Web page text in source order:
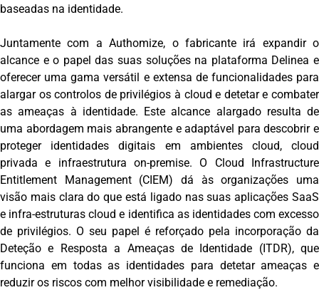
baseadas na identidade.
Juntamente com a Authomize, o fabricante irá expandir o
alcance e o papel das suas soluções na plataforma Delinea e
oferecer uma gama versátil e extensa de funcionalidades para
alargar os controlos de privilégios à cloud e detetar e combater
as ameaças à identidade. Este alcance alargado resulta de
uma abordagem mais abrangente e adaptável para descobrir e
proteger identidades digitais em ambientes cloud, cloud
privada e infraestrutura on-premise. O Cloud Infrastructure
Entitlement Management (CIEM) dá às organizações uma
visão mais clara do que está ligado nas suas aplicações SaaS
e infra-estruturas cloud e identifica as identidades com excesso
de privilégios. O seu papel é reforçado pela incorporação da
Deteção e Resposta a Ameaças de Identidade (ITDR), que
funciona em todas as identidades para detetar ameaças e
reduzir os riscos com melhor visibilidade e remediação.